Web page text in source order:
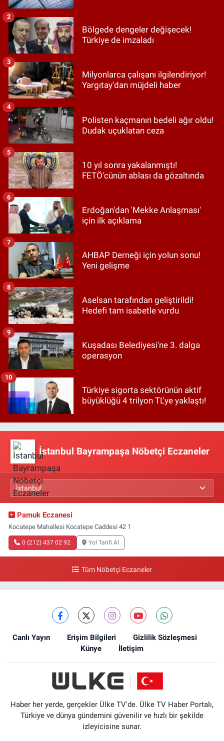
Bölgede dengeler değişecek!
Türkiye de imzaladı
2
Milyonlarca çalışanı ilgilendiriyor!
Yargıtay'dan müjdeli haber
3
Polisten kaçmanın bedeli ağır oldu!
Dudak uçuklatan ceza
4
10 yıl sonra yakalanmıştı!
FETÖ'cünün ablası da gözaltında
5
Erdoğan'dan 'Mekke Anlaşması'
için ilk açıklama
6
AHBAP Derneği için yolun sonu!
Yeni gelişme
7
Aselsan tarafından geliştirildi!
Hedefi tam isabetle vurdu
8
Kuşadası Belediyesi'ne 3. dalga
operasyon
9
Türkiye sigorta sektörünün aktif
büyüklüğü 4 trilyon TL'ye yaklaştı!
10
İstanbul Bayrampaşa Nöbetçi Eczaneler
Pamuk Eczanesi
Kocatepe Mahallesi Kocatepe Caddesi 42 1
0 (212) 437 02 92 Yol Tarifi Al
Tüm Nöbetçi Eczaneler
Canlı Yayın Erişim Bilgileri
Gizlilik Sözleşmesi
Künye
İletişim
Haber her yerde, gerçekler Ülke TV'de. Ülke TV Haber Portalı,
Türkiye ve dünya gündemini güvenilir ve hızlı bir şekilde
izleyicisine sunar.